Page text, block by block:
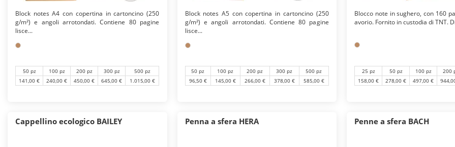
Block notes A4 con copertina in cartoncino (250
g/m²) e angoli arrotondati. Contiene 80 pagine
lisce...
50 pz 100 pz 200 pz 300 pz
500 pz
141,00 €
240,00 € 450,00 € 645,00 € 1.015,00 €
Block notes A5 con copertina in cartoncino (250
g/m²) e angoli arrotondati. Contiene 80 pagine
lisce...
50 pz 100 pz 200 pz 300 pz
500 pz
96,50 €
145,00 € 266,00 € 378,00 € 585,00 €
Blocco note in sughero, con 160
avorio. Fornito in custodia di TNT.
25 pz 50 pz 100 pz 200
158,00 €
278,00 € 497,00 €
Cappellino ecologico BAILEY Penna a sfera HERA Penne a sfera BACH